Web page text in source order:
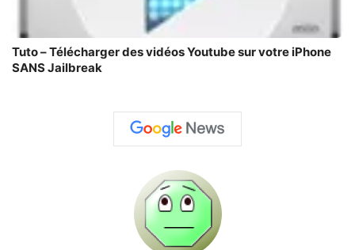
Tuto – Télécharger des vidéos Youtube sur votre iPhone
SANS Jailbreak